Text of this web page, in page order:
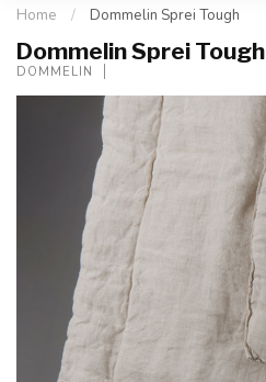
Home / Dommelin Sprei Tough
Dommelin Sprei Tough
DOMMELIN